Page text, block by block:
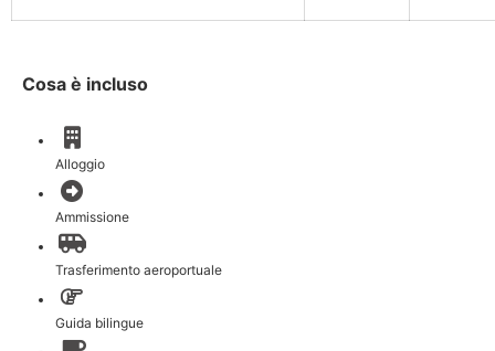
Cosa è incluso
Alloggio
Ammissione
Trasferimento aeroportuale
Guida bilingue